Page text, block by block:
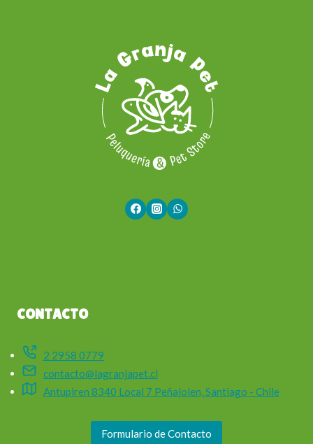
CONTACTO
2 2958 0779
contacto@lagranjapet.cl
Antupiren 8340 Local 7 Peñalolen, Santiago - Chile
Formulario de Contacto